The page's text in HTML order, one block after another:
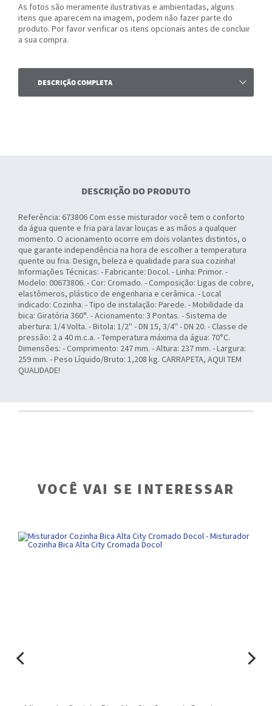
As fotos são meramente ilustrativas e ambientadas, alguns
itens que aparecem na imagem, podem não fazer parte do
produto. Por favor verificar os itens opcionais antes de concluir
a sua compra.
DESCRIÇÃO COMPLETA
DESCRIÇÃO DO PRODUTO
Referência: 673806 Com esse misturador você tem o conforto
da água quente e fria para lavar louças e as mãos a qualquer
momento. O acionamento ocorre em dois volantes distintos, o
que garante independência na hora de escolher a temperatura
quente ou fria. Design, beleza e qualidade para sua cozinha!
Informações Técnicas: - Fabricante: Docol. - Linha: Primor. -
Modelo: 00673806. - Cor: Cromado. - Composição: Ligas de cobre,
elastômeros, plástico de engenharia e cerâmica. - Local
indicado: Cozinha. - Tipo de instalação: Parede. - Mobilidade da
bica: Giratória 360°. - Acionamento: 3 Pontas. - Sistema de
abertura: 1/4 Volta. - Bitola: 1/2'' - DN 15, 3/4'' - DN 20. - Classe de
pressão: 2 a 40 m.c.a. - Temperatura máxima da água: 70°C.
Dimensões: - Comprimento: 247 mm. - Altura: 237 mm. - Largura:
259 mm. - Peso Líquido/Bruto: 1,208 kg. CARRAPETA, AQUI TEM
QUALIDADE!
VOCÊ VAI SE INTERESSAR